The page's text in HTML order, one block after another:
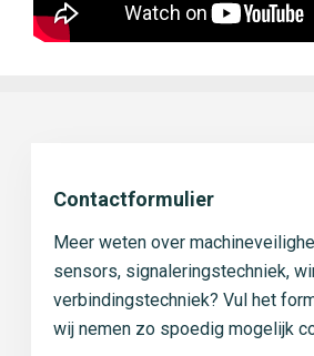
Contactformulier
Meer weten over
sensors, signaleringstechniek,
verbindingstechniek? Vul het
wij nemen zo spoedig mogelijk